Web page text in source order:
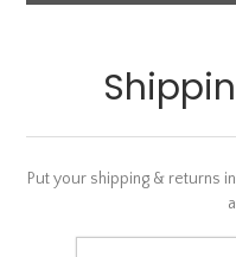
Put your shipping & returns